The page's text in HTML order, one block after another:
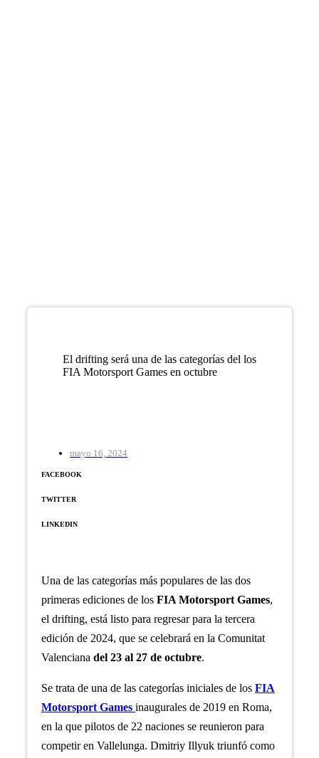
El drifting será una de las categorías del los
FIA Motorsport Games en octubre
mayo 16, 2024
FACEBOOK
TWITTER
LINKEDIN
Una de las categorías más populares de las dos
primeras ediciones de los FIA Motorsport Games,
el drifting, está listo para regresar para la tercera
edición de 2024, que se celebrará en la Comunitat
Valenciana del 23 al 27 de octubre.
Se trata de una de las categorías iniciales de los FIA
Motorsport Games inaugurales de 2019 en Roma,
en la que pilotos de 22 naciones se reunieron para
competir en Vallelunga. Dmitriy Illyuk triunfó como